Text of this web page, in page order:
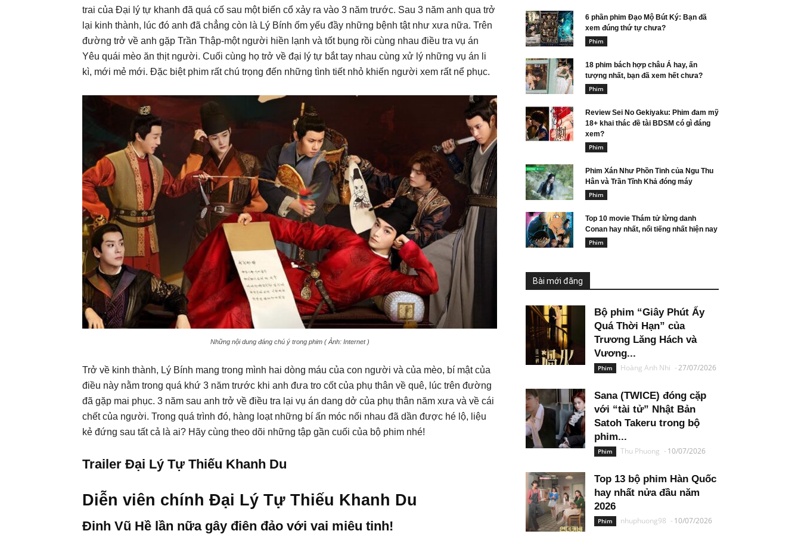
trai của Đại lý tự khanh đã quá cố sau một biến cổ xảy ra vào 3 năm trước. Sau 3 năm anh qua trở
lại kinh thành, lúc đó anh đã chẳng còn là Lý Bính ốm yếu đầy những bệnh tật như xưa nữa. Trên
đường trở về anh gặp Trần Thập-một người hiền lạnh và tốt bụng rồi cùng nhau điều tra vụ án
Yêu quái mèo ăn thịt người. Cuối cùng họ trở về đại lý tự bắt tay nhau cùng xử lý những vụ án li
kì, mới mẻ mới. Đặc biệt phim rất chú trọng đến những tình tiết nhỏ khiến người xem rất nể phục.
Những nội dung đáng chú ý trong phim ( Ảnh: Internet )
Trở về kinh thành, Lý Bính mang trong mình hai dòng máu của con người và của mèo, bí mật của
điều này nằm trong quá khứ 3 năm trước khi anh đưa tro cốt của phụ thân về quê, lúc trên đường
đã gặp mai phục. 3 năm sau anh trở về điều tra lại vụ án dang dở của phụ thân năm xưa và về cái
chết của người. Trong quá trình đó, hàng loạt những bí ấn móc nối nhau đã dần được hé lộ, liệu
kẻ đứng sau tất cả là ai? Hãy cùng theo dõi những tập gần cuối của bộ phim nhé!
Trailer Đại Lý Tự Thiếu Khanh Du
Diễn viên chính Đại Lý Tự Thiếu Khanh Du
Đinh Vũ Hề lần nữa gây điên đảo với vai miêu tinh!
6 phần phim Đạo Mộ Bút Ký: Bạn đã
xem đúng thứ tự chưa?
Phim
18 phim bách hợp châu Á hay, ấn
tượng nhất, bạn đã xem hết chưa?
Phim
Review Sei No Gekiyaku: Phim đam mỹ
18+ khai thác đề tài BDSM có gì đáng
xem?
Phim
Phim Xán Như Phồn Tinh của Ngu Thu
Hân và Trần Tĩnh Khả đóng máy
Phim
Top 10 movie Thám tử lừng danh
Conan hay nhất, nổi tiếng nhất hiện nay
Phim
Bài mới đăng
Bộ phim “Giây Phút Ấy
Quá Thời Hạn” của
Trương Lăng Hách và
Vương...
Phim Hoàng Anh Nhi -27/07/2026
Sana (TWICE) đóng cặp
với “tài tử” Nhật Bản
Satoh Takeru trong bộ
phim...
Phim Thu Phuong - 10/07/2026
Top 13 bộ phim Hàn Quốc
hay nhất nửa đầu năm
2026
Phim nhuphuong98 - 10/07/2026